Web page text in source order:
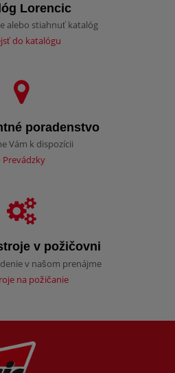
Lorencic
alebo stiahnuť katalóg
do katalógu
poradenstvo
Vám k dispozícii
Prevádzky
v požičovni
v našom prenájme
na požičanie